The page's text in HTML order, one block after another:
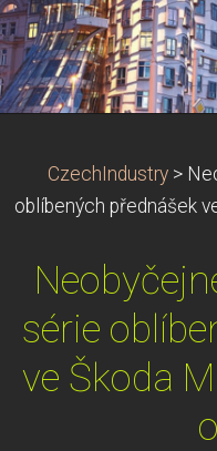
CzechIndustry >
oblíbených přednášek
série
ve Škoda